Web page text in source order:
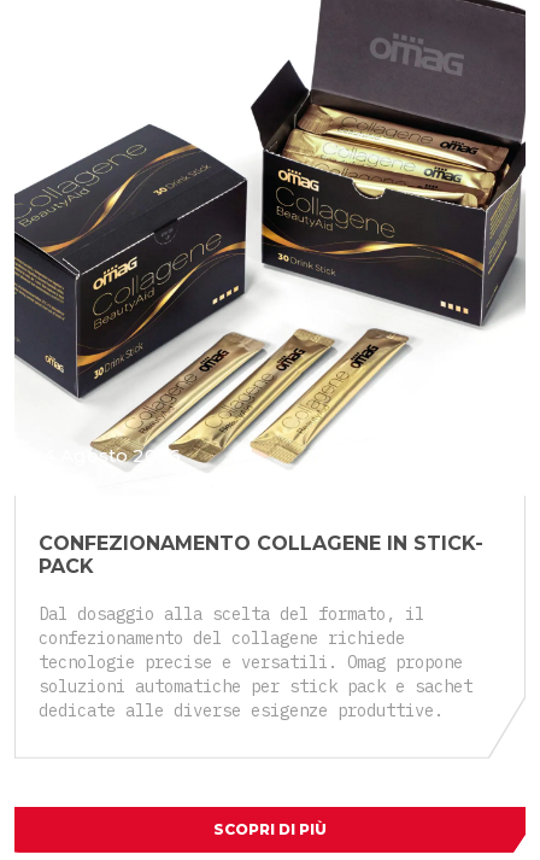
4 Agosto 2026
CONFEZIONAMENTO COLLAGENE IN STICK-
PACK
Dal dosaggio alla scelta del formato, il
confezionamento del collagene richiede
tecnologie precise e versatili. Omag propone
soluzioni automatiche per stick pack e sachet
dedicate alle diverse esigenze produttive.
SCOPRI DI PIÙ